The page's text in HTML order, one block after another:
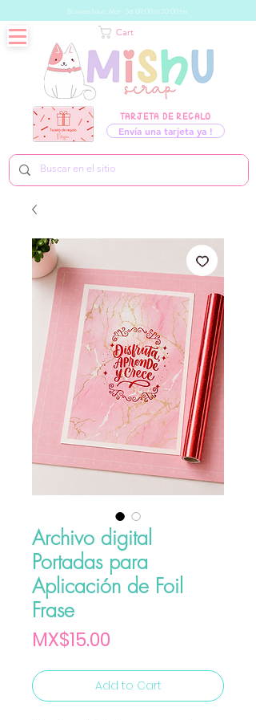
Business hours: Mon - Sat 09:00 to 20:00 hrs
TARJETA DE REGALO
Envía una tarjeta ya !
Cart
Archivo digital
Portadas para
Aplicación de Foil
Frase
MX$15.00
Add to Cart